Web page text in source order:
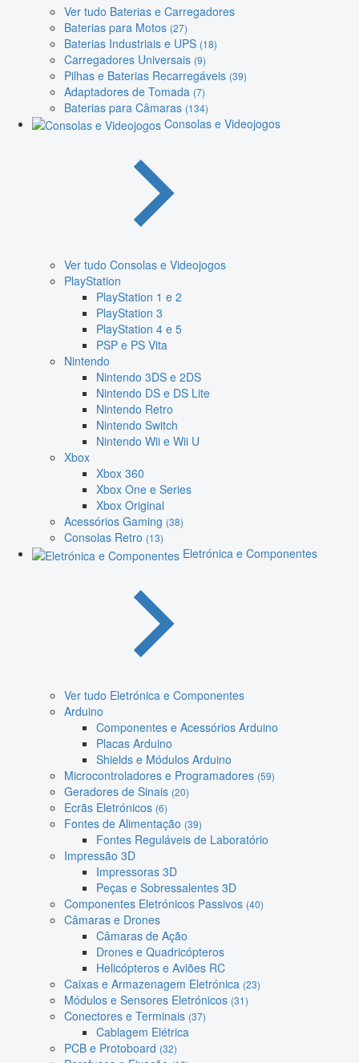
Ver tudo Baterias e Carregadores
Baterias para Motos (27)
Baterias Industriais e UPS (18)
Carregadores Universais (9)
Pilhas e Baterias Recarregáveis (39)
Adaptadores de Tomada (7)
Baterias para Câmaras (134)
Consolas e Videojogos
Ver tudo Consolas e Videojogos
PlayStation
PlayStation 1 e 2
PlayStation 3
PlayStation 4 e 5
PSP e PS Vita
Nintendo
Nintendo 3DS e 2DS
Nintendo DS e DS Lite
Nintendo Retro
Nintendo Switch
Nintendo Wii e Wii U
Xbox
Xbox 360
Xbox One e Series
Xbox Original
Acessórios Gaming (38)
Consolas Retro (13)
Eletrónica e Componentes
Ver tudo Eletrónica e Componentes
Arduino
Componentes e Acessórios Arduino
Placas Arduino
Shields e Módulos Arduino
Microcontroladores e Programadores (59)
Geradores de Sinais (20)
Ecrãs Eletrónicos (6)
Fontes de Alimentação (39)
Fontes Reguláveis de Laboratório
Impressão 3D
Impressoras 3D
Peças e Sobressalentes 3D
Componentes Eletrónicos Passivos (40)
Câmaras e Drones
Câmaras de Ação
Drones e Quadricópteros
Helicópteros e Aviões RC
Caixas e Armazenagem Eletrónica (23)
Módulos e Sensores Eletrónicos (31)
Conectores e Terminais (37)
Cablagem Elétrica
PCB e Protoboard (32)